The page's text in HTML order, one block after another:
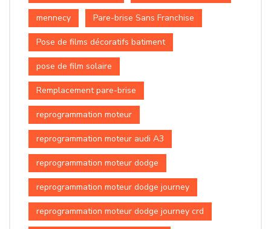
mennecy Pare-brise Sans Franchise
Pose de films décoratifs batiment
pose de film solaire
Remplacement pare-brise
reprogrammation moteur
reprogrammation moteur audi A3
reprogrammation moteur dodge
reprogrammation moteur dodge journey
reprogrammation moteur dodge journey crd